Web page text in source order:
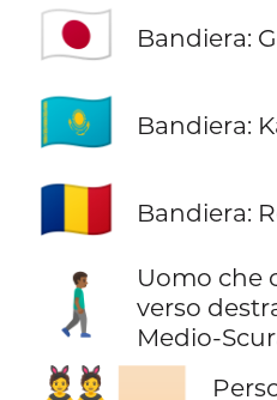
🇯🇵 Bandiera:
🇰🇿 Bandiera:
🇷🇴 Bandiera:
🚶🏾‍♂️‍➡️
Uomo che
verso
Medio-